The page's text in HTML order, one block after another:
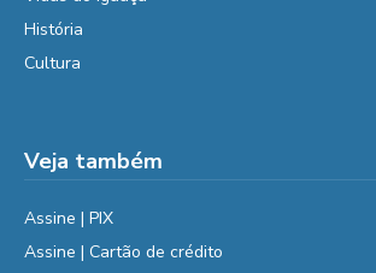
História
Cultura
Veja também
Assine | PIX
Assine | Cartão de crédito